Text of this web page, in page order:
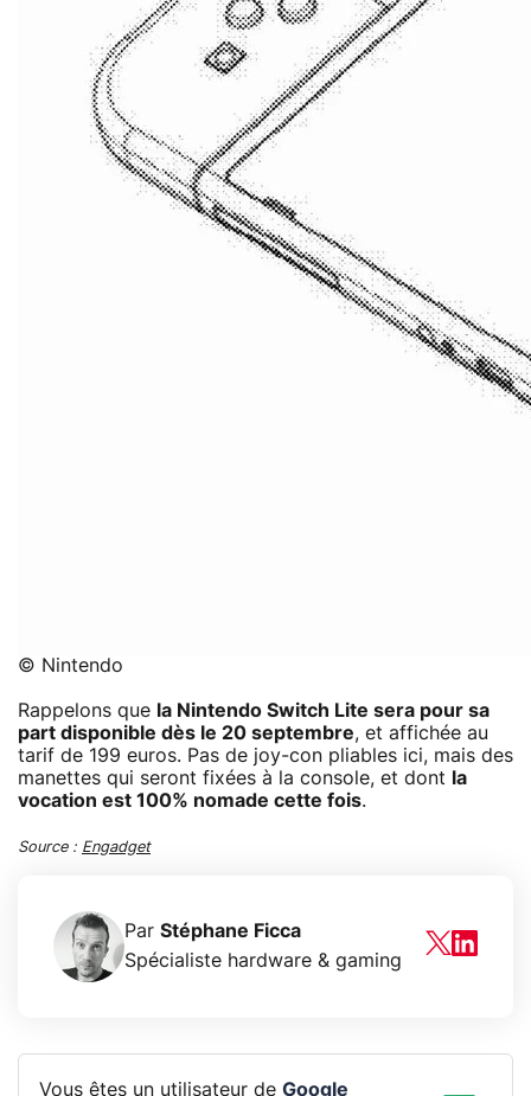
© Nintendo
Rappelons que la Nintendo Switch Lite sera pour sa
part disponible dès le 20 septembre, et affichée au
tarif de 199 euros. Pas de joy-con pliables ici, mais des
manettes qui seront fixées à la console, et dont
la
vocation est 100% nomade cette fois.
Source : Engadget
Par Stéphane Ficca
Spécialiste hardware & gaming
Vous êtes un utilisateur de Google